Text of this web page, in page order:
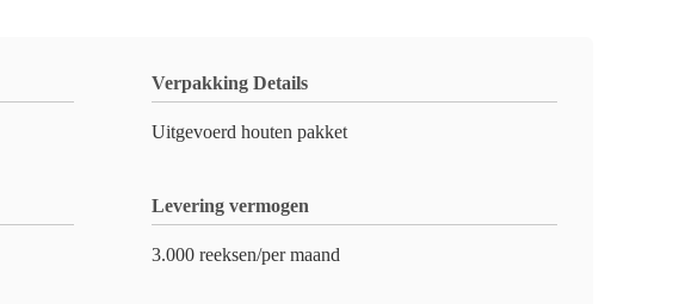
Verpakking Details
Uitgevoerd houten pakket
Levering vermogen
3.000 reeksen/per maand